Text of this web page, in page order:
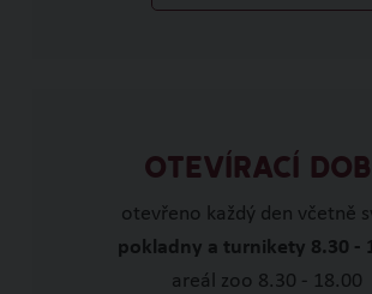
OTEVÍRACÍ
otevřeno každý den včetně
pokladny a turnikety 8.30 -
areál zoo 8.30 - 18.00